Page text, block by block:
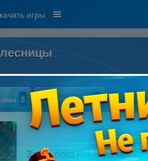
игры
5 Прохождение 2
Здесь пока никто не писал